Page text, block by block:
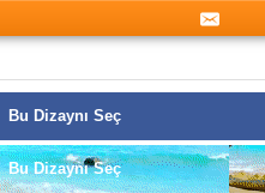
Bu Dizaynı Seç
Bu Dizaynı Seç